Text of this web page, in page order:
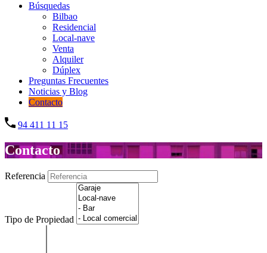
Búsquedas
Bilbao
Residencial
Local-nave
Venta
Alquiler
Dúplex
Preguntas Frecuentes
Noticias y Blog
Contacto
94 411 11 15
Contacto
Referencia
Tipo de Propiedad